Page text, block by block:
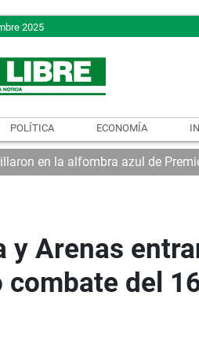
2025
POLÍTICA ECONOMÍA
en la alfombra azul de
y Arenas
combate del